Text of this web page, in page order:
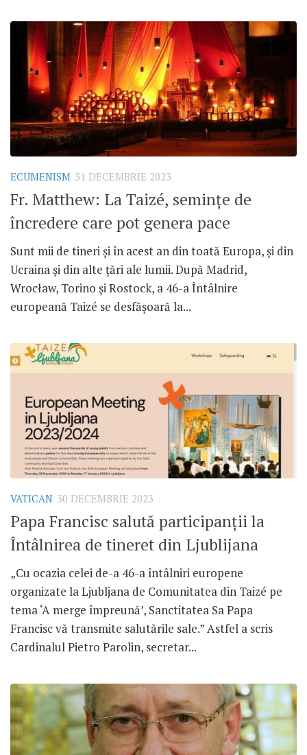
ECUMENISM 31 DECEMBRIE 2023
Fr. Matthew: La Taizé, semințe de
încredere care pot genera pace
Sunt mii de tineri și în acest an din toată Europa, și din
Ucraina și din alte țări ale lumii. După Madrid,
Wrocław, Torino și Rostock, a 46-a Întâlnire
europeană Taizé se desfășoară la...
VATICAN 30 DECEMBRIE 2023
Papa Francisc salută participanții la
Întâlnirea de tineret din Ljublijana
„Cu ocazia celei de-a 46-a întâlniri europene
organizate la Ljubljana de Comunitatea din Taizé pe
tema ‘A merge împreună’, Sanctitatea Sa Papa
Francisc vă transmite salutările sale.” Astfel a scris
Cardinalul Pietro Parolin, secretar...